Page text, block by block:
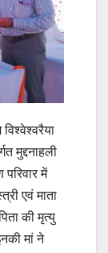
मुद्दनाहली
में
एवं माता
की मृत्यु
मां ने